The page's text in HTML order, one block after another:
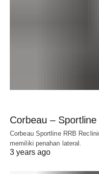
Corbeau –
Corbeau Sportline RRB
memiliki penahan lateral.
3 years ago